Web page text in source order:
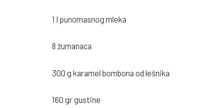
1 l punomasnog mleka
8 žumanaca
300 g karamel bombona od lešnika
160 gr gustine